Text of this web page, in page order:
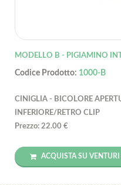
MODELLO B - PIGIAMINO
Codice Prodotto: 1000-B
CINIGLIA - BICOLORE
INFERIORE/RETRO CLIP
Prezzo: 22.00 €
ACQUISTA SU